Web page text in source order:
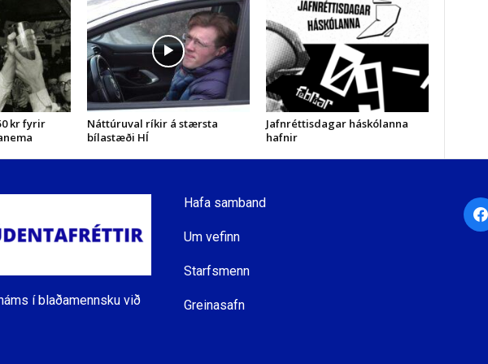
kr fyrir
Náttúruval ríkir á stærsta
bílastæði HÍ
Jafnréttisdagar háskólanna
hafnir
í blaðamennsku við
Hafa samband
Um vefinn
Starfsmenn
Greinasafn